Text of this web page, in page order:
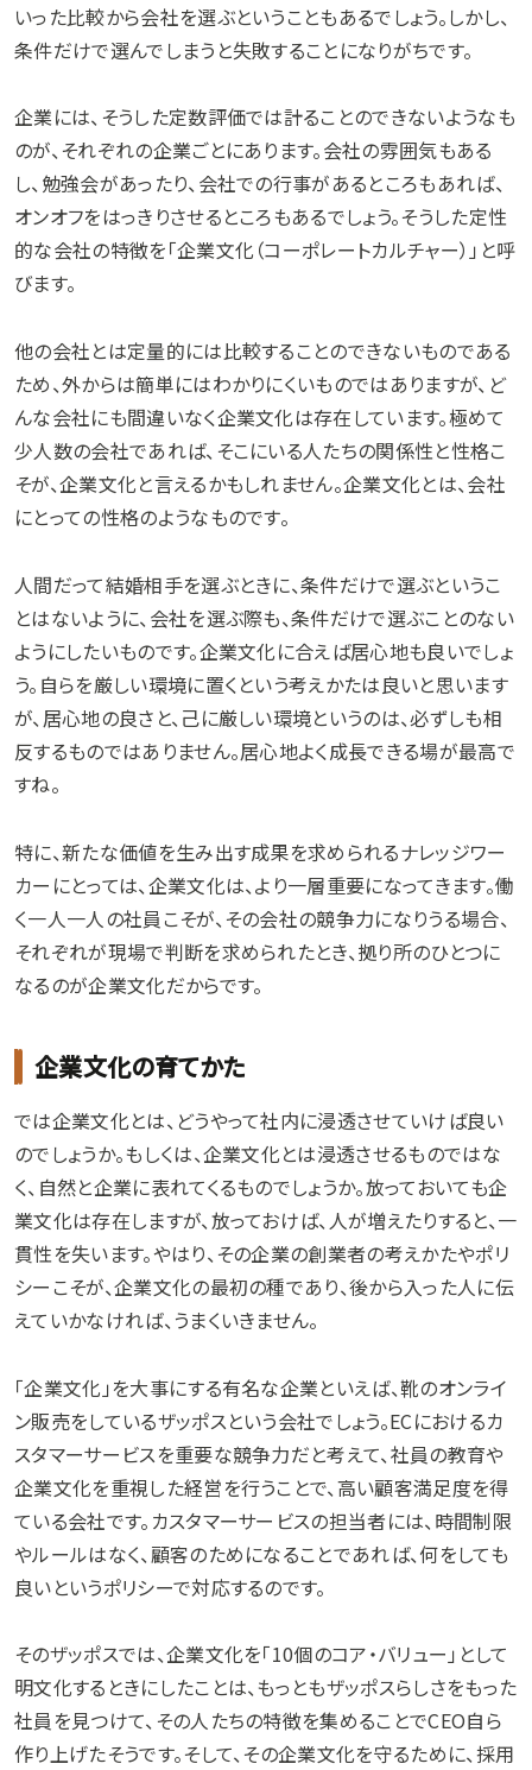
いった比較から会社を選ぶということもあるでしょう。しかし、
条件だけで選んでしまうと失敗することになりがちです。
企業には、そうした定数評価では計ることのできないようなも
のが、それぞれの企業ごとにあります。会社の雰囲気もある
し、勉強会があったり、会社での行事があるところもあれば、
オンオフをはっきりさせるところもあるでしょう。そうした定性
的な会社の特徴を「企業文化（コーポレートカルチャー）」と呼
びます。
他の会社とは定量的には比較することのできないものである
ため、外からは簡単にはわかりにくいものではありますが、ど
んな会社にも間違いなく企業文化は存在しています。極めて
少人数の会社であれば、そこにいる人たちの関係性と性格こ
そが、企業文化と言えるかもしれません。企業文化とは、会社
にとっての性格のようなものです。
人間だって結婚相手を選ぶときに、条件だけで選ぶというこ
とはないように、会社を選ぶ際も、条件だけで選ぶことのない
ようにしたいものです。企業文化に合えば居心地も良いでしょ
う。自らを厳しい環境に置くという考えかたは良いと思います
が、居心地の良さと、己に厳しい環境というのは、必ずしも相
反するものではありません。居心地よく成長できる場が最高で
すね。
特に、新たな価値を生み出す成果を求められるナレッジワー
カーにとっては、企業文化は、より一層重要になってきます。働
く一人一人の社員こそが、その会社の競争力になりうる場合、
それぞれが現場で判断を求められたとき、拠り所のひとつに
なるのが企業文化だからです。
企業文化の育てかた
では企業文化とは、どうやって社内に浸透させていけば良い
のでしょうか。もしくは、企業文化とは浸透させるものではな
く、自然と企業に表れてくるものでしょうか。放っておいても企
業文化は存在しますが、放っておけば、人が増えたりすると、一
貫性を失います。やはり、その企業の創業者の考えかたやポリ
シーこそが、企業文化の最初の種であり、後から入った人に伝
えていかなければ、うまくいきません。
「企業文化」を大事にする有名な企業といえば、靴のオンライ
ン販売をしているザッポスという会社でしょう。ECにおけるカ
スタマーサービスを重要な競争力だと考えて、社員の教育や
企業文化を重視した経営を行うことで、高い顧客満足度を得
ている会社です。カスタマーサービスの担当者には、時間制限
やルールはなく、顧客のためになることであれば、何をしても
良いというポリシーで対応するのです。
そのザッポスでは、企業文化を「10個のコア・バリュー」として
明文化するときにしたことは、もっともザッポスらしさをもった
社員を見つけて、その人たちの特徴を集めることでCEO自ら
作り上げたそうです。そして、その企業文化を守るために、採用